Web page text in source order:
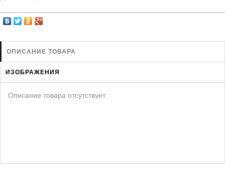
НОВИНКИ ДЛЯ ГОЛУБЕЙ
КНИГИ О ГОЛУБЯХ
ТОВАРЫ ДЛЯ ПОПУГАЕВ
ТОВАРЫ ДЛЯ КУР И ДР. ПТИЦ
ОПИСАНИЕ ТОВАРА
ИЗОБРАЖЕНИЯ
Описание товара отсутствует